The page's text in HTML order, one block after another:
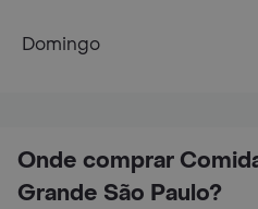
Onde comprar
Grande São Paulo?
Domingo